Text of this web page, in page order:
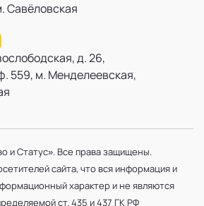
Савёловская
д. 26,
559, м. Менделеевская,
и Статус». Все права защищены.
сайта, что вся информация и
характер и не являются
ст. 435 и 437 ГК РФ